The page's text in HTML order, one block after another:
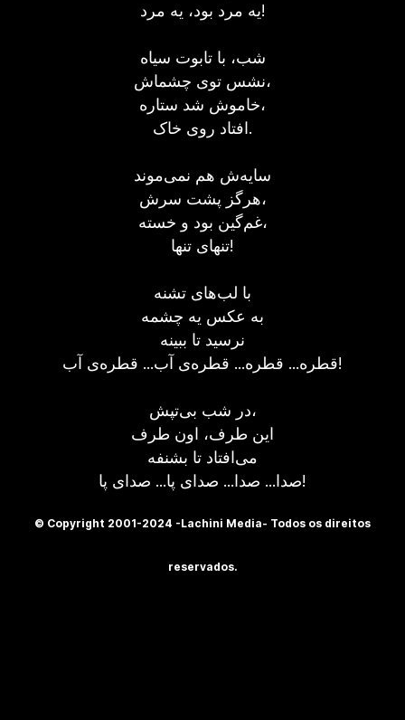
یه مرد بود، یه مرد!
شب، با تابوت سياه
نشس توی چشماش،
خاموش شد ستاره،
افتاد روی خاک.
سايه‌ش هم نمی‌موند
هرگز پشت سرش،
غم‌گين بود و خسته،
تنهای تنها!
با لب‌های تشنه
به عکس یه چشمه
نرسيد تا ببينه
قطره... قطره... قطره‌ی آب... قطره‌ی آب!
در شب بی‌تپش،
اين طرف، اون طرف
می‌افتاد تا بشنفه
صدا... صدا... صدای پا... صدای پا!
© Copyright 2001-2024 -Lachini Media- Todos os direitos
reservados.